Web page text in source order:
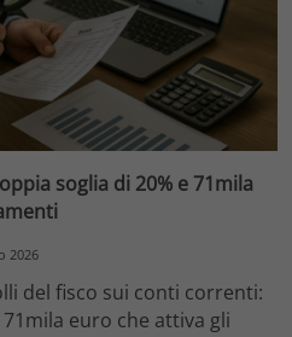
soglia di 20% e 71mila
2026
del fisco sui conti correnti:
euro che attiva gli